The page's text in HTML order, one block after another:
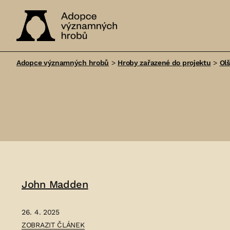
významných
Adopce významných hrobů > Hroby zařazené do projektu >
John Madden
26. 4. 2025
ČLÁNEK:
ZOBRAZIT ČLÁNEK